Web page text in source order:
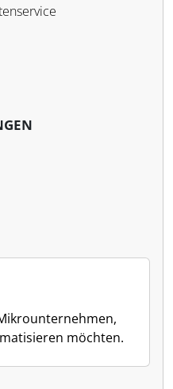
möchten.